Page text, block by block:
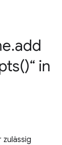
.add
)“ in
zulässig